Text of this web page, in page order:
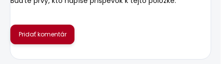
Pridať komentár